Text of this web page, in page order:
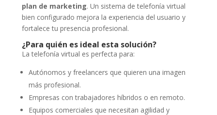
plan de marketing. Un sistema de telefonía virtual
bien configurado mejora la experiencia del usuario y
fortalece tu presencia profesional.
¿Para quién es ideal esta solución?
La telefonía virtual es perfecta para:
Autónomos y freelancers que quieren una imagen
más profesional.
Empresas con trabajadores híbridos o en remoto.
Equipos comerciales que necesitan agilidad y